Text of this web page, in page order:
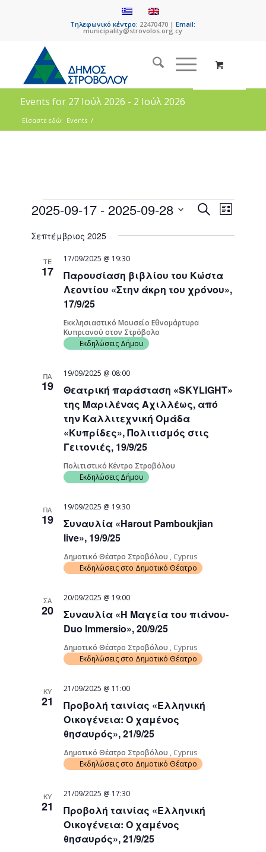
Τηλεφωνικό κέντρο: 22470470 |Email:
municipality@strovolos.org.cy
Events for 27 Ιούλ 2026 - 2 Ιούλ 2026
Είσαστε εδώ: Events /
Events
SearchEvent
Views
List
2025-09-17 - 2025-09-28
date.
Σεπτέμβριος 2025
ΤΕ
17
Παρουσίαση βιβλίου του Κώστα
Λεοντίου «Στην άκρη του χρόνου»,
17/9/25
17/09/2025 @ 19:30
Εκκλησιαστικό Μουσείο Εθνομάρτυρα
Κυπριανού στον Στρόβολο
Εκδηλώσεις Δήμου
ΠΑ
19
Θεατρική παράσταση «SKYLIGHT»
της Μαριλένας Αχιλλέως, από
την Καλλιτεχνική Ομάδα
«Κυπρίδες», Πολιτισμός στις
Γειτονιές, 19/9/25
19/09/2025 @ 08:00
Πολιτιστικό Κέντρο Στροβόλου
Εκδηλώσεις Δήμου
ΠΑ
19
Συναυλία «Harout Pamboukjian
live», 19/9/25
19/09/2025 @ 19:30
Δημοτικό Θέατρο Στροβόλου , Cyprus
Εκδηλώσεις στο Δημοτικό Θέατρο
ΣΑ
20
Συναυλία «Η Μαγεία του πιάνου-
Duo Immersio», 20/9/25
20/09/2025 @ 19:00
Δημοτικό Θέατρο Στροβόλου , Cyprus
Εκδηλώσεις στο Δημοτικό Θέατρο
ΚΥ
21
Προβολή ταινίας «Ελληνική
Οικογένεια: Ο χαμένος
θησαυρός», 21/9/25
21/09/2025 @ 11:00
Δημοτικό Θέατρο Στροβόλου , Cyprus
Εκδηλώσεις στο Δημοτικό Θέατρο
ΚΥ
21
Προβολή ταινίας «Ελληνική
Οικογένεια: Ο χαμένος
θησαυρός», 21/9/25
21/09/2025 @ 17:30